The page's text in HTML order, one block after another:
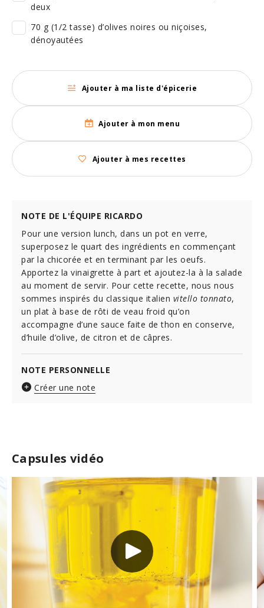
Capsules vidéo
deux
70 g (1/2 tasse) d’olives noires ou niçoises,
dénoyautées
Ajouter à ma liste d'épicerie
Ajouter à mon menu
Ajouter à mes recettes
NOTE DE L'ÉQUIPE RICARDO
Pour une version lunch, dans un pot en verre,
superposez le quart des ingrédients en commençant
par la chicorée et en terminant par les oeufs.
Apportez la vinaigrette à part et ajoutez-la à la salade
au moment de servir. Pour cette recette, nous nous
sommes inspirés du classique italien vitello tonnato,
un plat à base de rôti de veau froid qu’on
accompagne d’une sauce faite de thon en conserve,
d’huile d’olive, de citron et de câpres.
NOTE PERSONNELLE
Créer une note